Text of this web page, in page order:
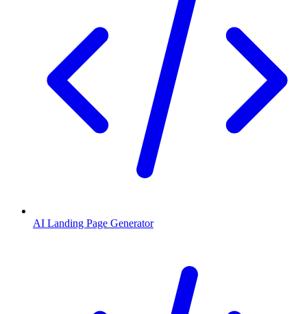
AI Landing Page Generator